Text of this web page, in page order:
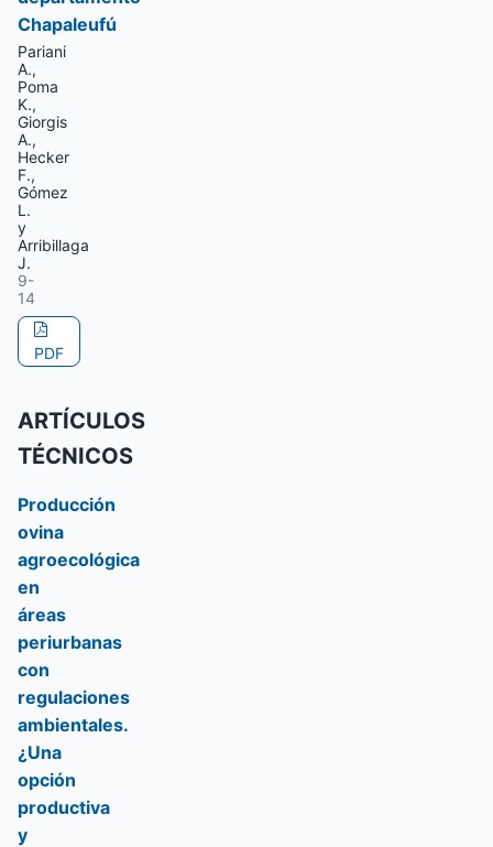
Chapaleufú
Pariani
A.,
Poma
K.,
Giorgis
A.,
Hecker
F.,
Gómez
L.
y
Arribillaga
J.
9-
14
PDF
ARTÍCULOS
TÉCNICOS
Producción
ovina
agroecológica
en
áreas
periurbanas
con
regulaciones
ambientales.
¿Una
opción
productiva
y